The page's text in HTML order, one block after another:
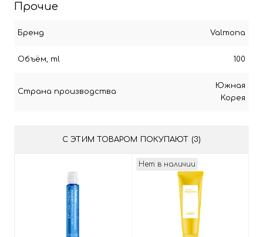
Прочие
Бренд Valmona
Объём, ml 100
Страна производства
Южная
Корея
С ЭТИМ ТОВАРОМ ПОКУПАЮТ (3)
Нет в наличии